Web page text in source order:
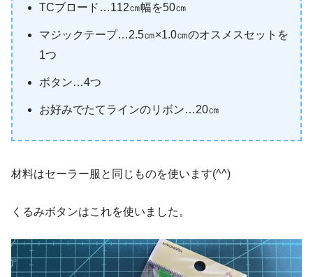
TCブロード…112㎝幅を50㎝
マジックテープ…2.5㎝×1.0㎝のオスメスセットを
1つ
ボタン…4つ
お好みでたてラインのリボン…20㎝
材料はセーラー服と同じものを使います(^^)
くるみボタンはこれを使いました。